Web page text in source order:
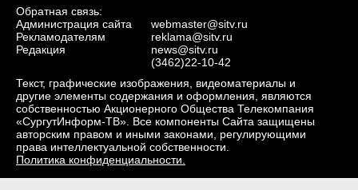
Обратная связь:
Администрация сайта
Рекламодателям
Редакция
webmaster@sitv.ru
reklama@sitv.ru
news@sitv.ru
(3462)22-10-42
Текст, графические изображения, видеоматериалы и
другие элементы содержания и оформления, являются
собственностью Акционерного Общества Телекомпания
«СургутИнформ-ТВ». Все компоненты Сайта защищены
авторским правом и иными законами, регулирующими
права интеллектуальной собственности.
Политика конфиденциальности.